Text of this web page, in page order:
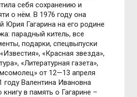
себя сохранению и
о нём. В 1976 году она
Юрия Гагарина на его родине
парадный китель, все
подарки, спецвыпуски
«Красная звезда»,
«Литературная газета»,
от 12—13 апреля
году Валентина Ивановна
в память о Гагарине –